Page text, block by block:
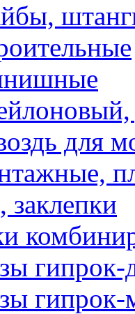
для
гипрок-
гипрок-